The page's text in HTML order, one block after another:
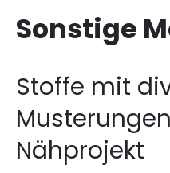
Sonstige
Stoffe mit
Nähprojekt